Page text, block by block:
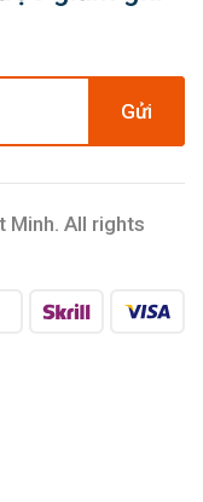
Gửi
Minh. All rights